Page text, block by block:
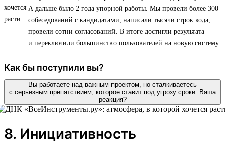
А дальше было 2 года упорной работы. Мы провели более 300
собеседований с кандидатами, написали тысячи строк кода,
провели сотни согласований. В итоге достигли результата
и переключили большинство пользователей на новую систему.
Как бы поступили вы?
Вы работаете над важным проектом, но сталкиваетесь
с серьезным препятствием, которое ставит под угрозу сроки. Ваша
реакция?
8. Инициативность